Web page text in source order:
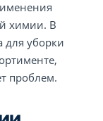
химии. В
для уборки
проблем.